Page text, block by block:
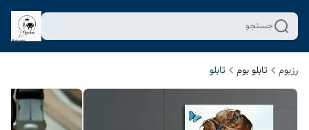
جستجو
رزبوم تابلو بوم تابلو